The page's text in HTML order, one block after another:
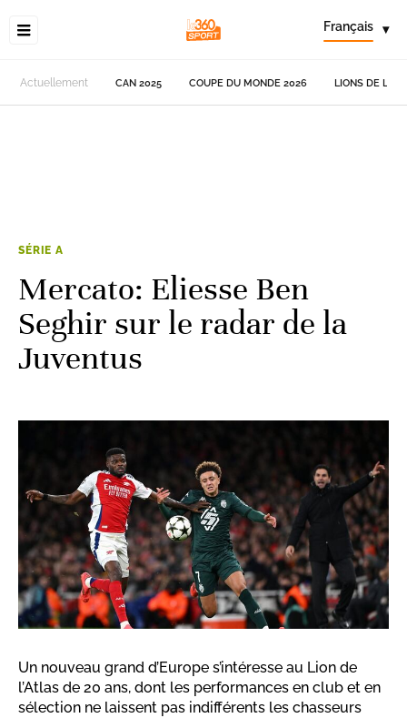
Français ▾
Actuellement CAN 2025 COUPE DU MONDE 2026 LIONS DE
SÉRIE A
Mercato: Eliesse Ben
Seghir sur le radar de la
Juventus
Un nouveau grand d’Europe s’intéresse au Lion de
l’Atlas de 20 ans, dont les performances en club et en
sélection ne laissent pas indifférents les chasseurs